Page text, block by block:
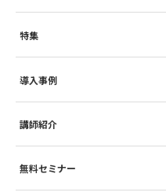
特集
導入事例
講師紹介
無料セミナー